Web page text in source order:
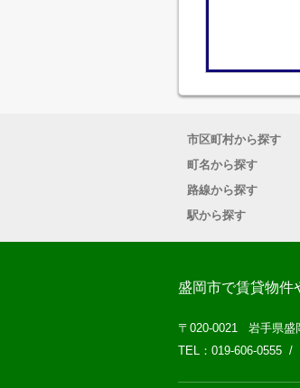
市区町村から探す
町名から探す
路線から探す
駅から探す
盛岡市で賃貸物件
〒020-0021 岩手県盛
TEL：019-606-0555 /